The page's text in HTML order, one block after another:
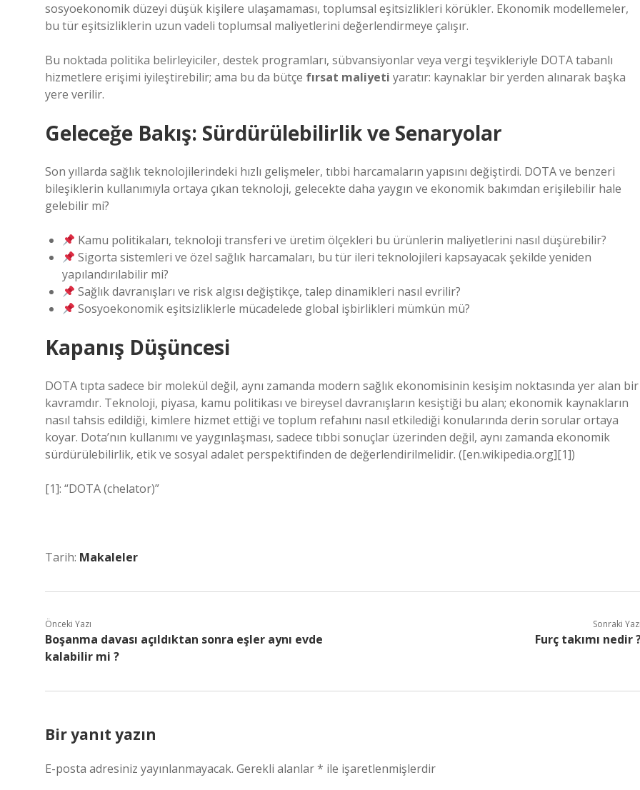
sosyoekonomik düzeyi düşük kişilere ulaşamaması, toplumsal eşitsizlikleri körükler. Ekonomik modellemeler,
bu tür eşitsizliklerin uzun vadeli toplumsal maliyetlerini değerlendirmeye çalışır.
Bu noktada politika belirleyiciler, destek programları, sübvansiyonlar veya vergi teşvikleriyle DOTA tabanlı
hizmetlere erişimi iyileştirebilir; ama bu da bütçe fırsat maliyeti yaratır: kaynaklar bir yerden alınarak başka
yere verilir.
Geleceğe Bakış: Sürdürülebilirlik ve Senaryolar
Son yıllarda sağlık teknolojilerindeki hızlı gelişmeler, tıbbi harcamaların yapısını değiştirdi. DOTA ve benzeri
bileşiklerin kullanımıyla ortaya çıkan teknoloji, gelecekte daha yaygın ve ekonomik bakımdan erişilebilir hale
gelebilir mi?
Kamu politikaları, teknoloji transferi ve üretim ölçekleri bu ürünlerin maliyetlerini nasıl düşürebilir?
Sigorta sistemleri ve özel sağlık harcamaları, bu tür ileri teknolojileri kapsayacak şekilde yeniden
yapılandırılabilir mi?
Sağlık davranışları ve risk algısı değiştikçe, talep dinamikleri nasıl evrilir?
Sosyoekonomik eşitsizliklerle mücadelede global işbirlikleri mümkün mü?
Kapanış Düşüncesi
DOTA tıpta sadece bir molekül değil, aynı zamanda modern sağlık ekonomisinin kesişim noktasında yer alan bir
kavramdır. Teknoloji, piyasa, kamu politikası ve bireysel davranışların kesiştiği bu alan; ekonomik kaynakların
nasıl tahsis edildiği, kimlere hizmet ettiği ve toplum refahını nasıl etkilediği konularında derin sorular ortaya
koyar. Dota’nın kullanımı ve yaygınlaşması, sadece tıbbi sonuçlar üzerinden değil, aynı zamanda ekonomik
sürdürülebilirlik, etik ve sosyal adalet perspektifinden de değerlendirilmelidir. ([en.wikipedia.org][1])
[1]: “DOTA (chelator)”
Tarih: Makaleler
Önceki Yazı
Boşanma davası açıldıktan sonra eşler aynı evde
kalabilir mi ?
Sonraki
Furç takımı nedir
Bir yanıt yazın
E-posta adresiniz yayınlanmayacak. Gerekli alanlar* ile işaretlenmişlerdir